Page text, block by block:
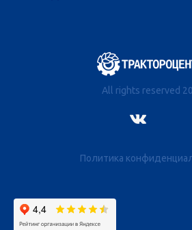
All rights reserved
Политика